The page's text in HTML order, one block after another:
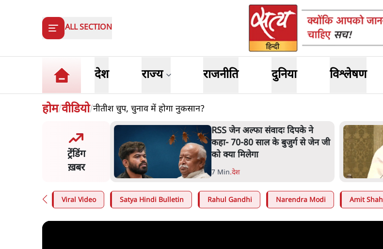
ALL SECTION
देश राज्य राजनीति दुनिया विश्लेषण
होम/वीडियो/नीतीश चुप, चुनाव में होगा नुकसान?
ट्रेंडिंग
ख़बर
आप के पीएम आवास
RSS जेन अल्फा संवादः दिपके ने
कहा- 70-80 साल के बुजुर्ग से जेन जी
को क्या मिलेगा
7 Min.देश
Viral Video Satya Hindi Bulletin Rahul Gandhi Narendra Modi Amit Shah